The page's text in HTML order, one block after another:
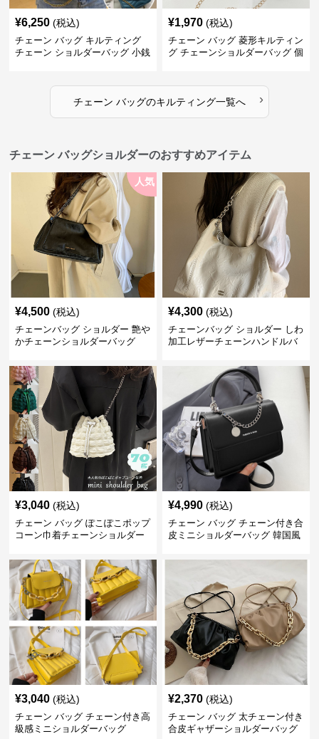
¥6,250 (税込)
チェーン バッグ キルティング
チェーン ショルダーバッグ 小銭
¥1,970 (税込)
チェーン バッグ 菱形キルティン
グ チェーンショルダーバッグ 個
チェーン バッグのキルティング一覧へ ›
チェーン バッグショルダーのおすすめアイテム
人気
¥4,500 (税込)
チェーンバッグ ショルダー 艶や
かチェーンショルダーバッグ
¥4,300 (税込)
チェーンバッグ ショルダー しわ
加工レザーチェーンハンドルバ
¥3,040 (税込)
チェーン バッグ ぽこぽこポップ
コーン巾着チェーンショルダー
¥4,990 (税込)
チェーン バッグ チェーン付き合
皮ミニショルダーバッグ 韓国風
¥3,040 (税込)
チェーン バッグ チェーン付き高
級感ミニショルダーバッグ
¥2,370 (税込)
チェーン バッグ 太チェーン付き
合皮ギャザーショルダーバッグ